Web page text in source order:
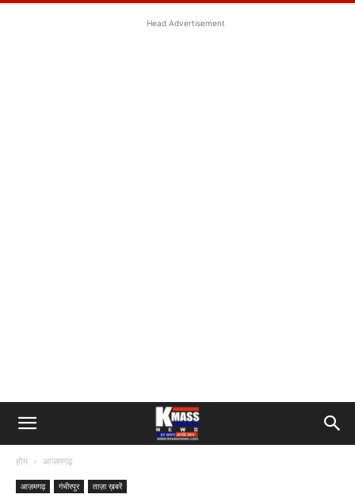
Head Advertisement
होम आज़मगढ़
आज़मगढ़ गंभीरपुर ताज़ा ख़बरें